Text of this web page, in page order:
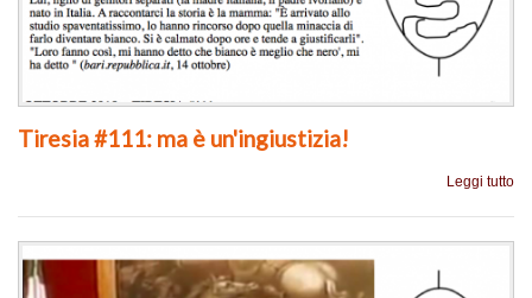
Tiresia #111: ma è un'ingiustizia!
Leggi tutto